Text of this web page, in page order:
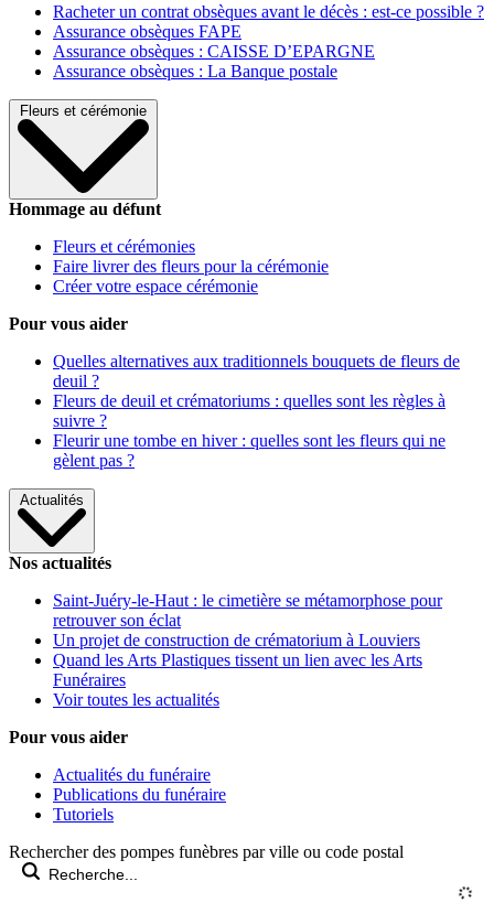
Racheter un contrat obsèques avant le décès : est-ce possible ?
Assurance obsèques FAPE
Assurance obsèques : CAISSE D’EPARGNE
Assurance obsèques : La Banque postale
Fleurs et cérémonie
Hommage au défunt
Fleurs et cérémonies
Faire livrer des fleurs pour la cérémonie
Créer votre espace cérémonie
Pour vous aider
Quelles alternatives aux traditionnels bouquets de fleurs de
deuil ?
Fleurs de deuil et crématoriums : quelles sont les règles à
suivre ?
Fleurir une tombe en hiver : quelles sont les fleurs qui ne
gèlent pas ?
Actualités
Nos actualités
Saint-Juéry-le-Haut : le cimetière se métamorphose pour
retrouver son éclat
Un projet de construction de crématorium à Louviers
Quand les Arts Plastiques tissent un lien avec les Arts
Funéraires
Voir toutes les actualités
Pour vous aider
Actualités du funéraire
Publications du funéraire
Tutoriels
Rechercher des pompes funèbres par ville ou code postal